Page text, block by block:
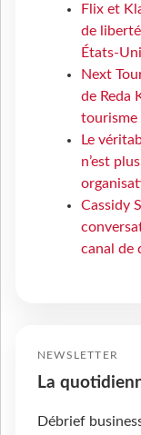
Flix et
de
États-
Next
de Reda
tourisme
Le
n’est
Cassidy
canal de
NEWSLETTER
La
Débrief